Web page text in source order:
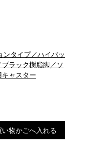
ンタイプ／ハイバッ
ラック樹脂脚／ソ
ャスター
い物かごへ入れる